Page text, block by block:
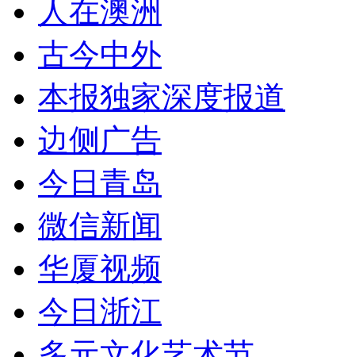
人在澳洲
古今中外
本报独家深度报道
边侧广告
今日青岛
微信新闻
华厦视频
今日浙江